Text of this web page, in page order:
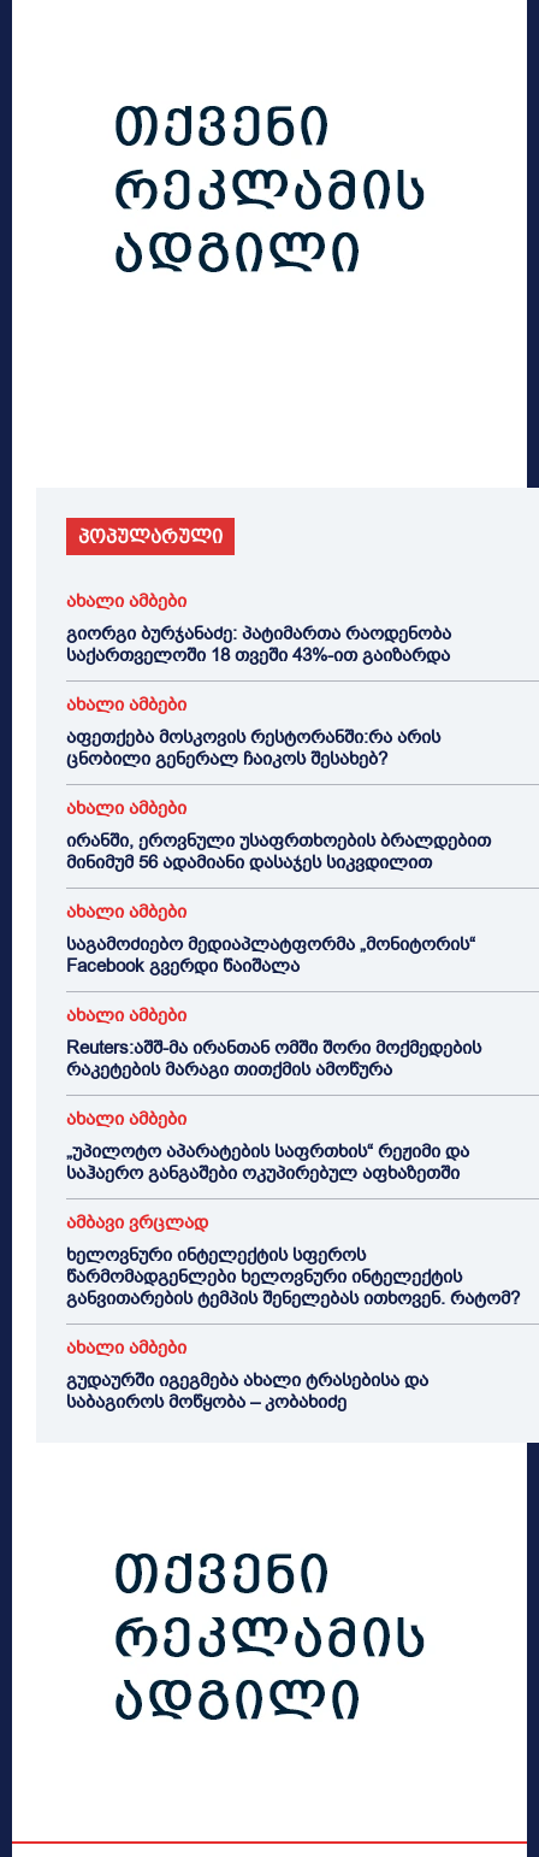
პოპულარული
ახალი ამბები
გიორგი ბურჯანაძე: პატიმართა რაოდენობა
საქართველოში 18 თვეში 43%-ით გაიზარდა
ახალი ამბები
აფეთქება მოსკოვის რესტორანში:რა არის
ცნობილი გენერალ ჩაიკოს შესახებ?
ახალი ამბები
ირანში, ეროვნული უსაფრთხოების ბრალდებით
მინიმუმ 56 ადამიანი დასაჯეს სიკვდილით
ახალი ამბები
საგამოძიებო მედიაპლატფორმა „მონიტორის“
Facebook გვერდი წაიშალა
ახალი ამბები
Reuters:აშშ-მა ირანთან ომში შორი მოქმედების
რაკეტების მარაგი თითქმის ამოწურა
ახალი ამბები
„უპილოტო აპარატების საფრთხის“ რეჟიმი და
საჰაერო განგაშები ოკუპირებულ აფხაზეთში
ამბავი ვრცლად
ხელოვნური ინტელექტის სფეროს
წარმომადგენლები ხელოვნური ინტელექტის
განვითარების ტემპის შენელებას ითხოვენ. რატომ?
ახალი ამბები
გუდაურში იგეგმება ახალი ტრასებისა და
საბაგიროს მოწყობა – კობახიძე